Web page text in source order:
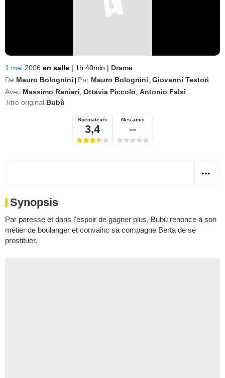
1 mai 2006 en salle | 1h 40min | Drame
De Mauro Bolognini Par Mauro Bolognini Giovanni Testori
Avec Massimo Ranieri Ottavia Piccolo Antonio Falsi
Titre original Bubù
Spectateurs
3,4
Mes amis
--
Synopsis
Par paresse et dans l'espoir de gagner plus, Bubù renonce à son
métier de boulanger et convainc sa compagne Berta de se
prostituer.